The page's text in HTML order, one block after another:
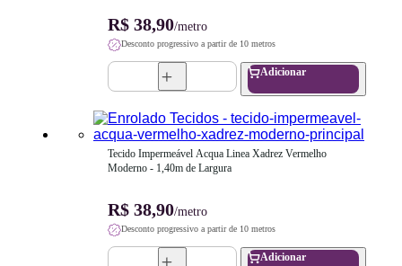
R$ 38,90/metro
Desconto progressivo a partir de 10 metros
Adicionar
Tecido Impermeável Acqua Linea Xadrez Vermelho
Moderno - 1,40m de Largura
R$ 38,90/metro
Desconto progressivo a partir de 10 metros
Adicionar